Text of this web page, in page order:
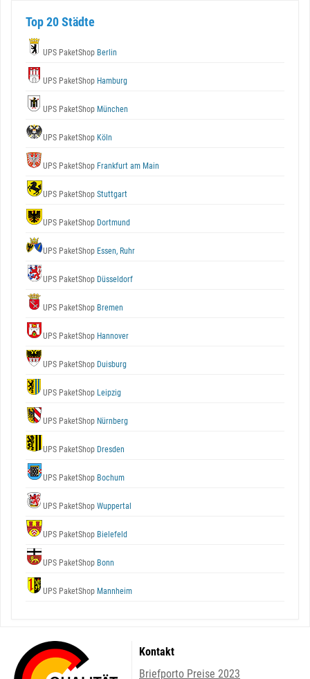
Top 20 Städte
UPS PaketShop Berlin
UPS PaketShop Hamburg
UPS PaketShop München
UPS PaketShop Köln
UPS PaketShop Frankfurt am Main
UPS PaketShop Stuttgart
UPS PaketShop Dortmund
UPS PaketShop Essen, Ruhr
UPS PaketShop Düsseldorf
UPS PaketShop Bremen
UPS PaketShop Hannover
UPS PaketShop Duisburg
UPS PaketShop Leipzig
UPS PaketShop Nürnberg
UPS PaketShop Dresden
UPS PaketShop Bochum
UPS PaketShop Wuppertal
UPS PaketShop Bielefeld
UPS PaketShop Bonn
UPS PaketShop Mannheim
Kontakt
Briefporto Preise 2023